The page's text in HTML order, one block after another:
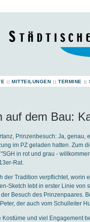
:: MITTEILUNGEN :: TERMINE ::
auf dem Bau:
Prinzenbesuch: Ja, genau,
im PZ geladen hatten. Zum
in rot und grau -
Rat.
der Tradition verpflichtet, worin
Sketch lebt in erster Linie
Besuch des Prinzenpaares.
der auch vom Schulleiter
Kostüme und viel Engagement